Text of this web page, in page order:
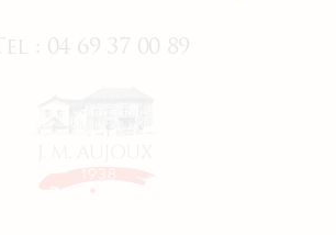
Tel : 04 69 37 00 89